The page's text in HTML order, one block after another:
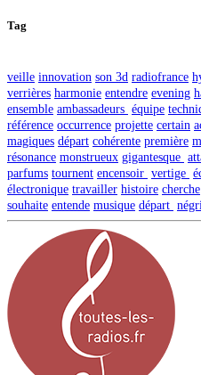
Tag
veille innovation son 3d radiofrance
verrières harmonie entendre evening
ensemble ambassadeurs équipe
référence occurrence projette certain
magiques départ cohérente première
résonance monstrueux gigantesque
parfums tournent encensoir vertige
électronique travailler histoire cherche
souhaite entende musique départ